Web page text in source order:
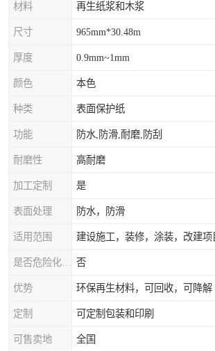
材料 再生纸浆和木浆
尺寸 965mm*30.48m
厚度 0.9mm~1mm
颜色 本色
种类 表面保护纸
功能 防水,防滑,耐磨,防刮
耐磨性 高耐磨
加工定制 是
表面处理 防水，防滑
适用范围 建设施工，装修，涂装，改建项
否
优势 环保再生材料，可回收，可降解
定制 可定制包装和印刷
可售卖地 全国